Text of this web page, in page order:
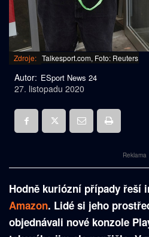
Zdroje: Talkesport.com, Foto: Reuters
Autor: ESport News 24
27. listopadu 2020
Reklama
Hodně kuriózní případy řeší
Amazon. Lidé si jeho
objednávali nové konzole